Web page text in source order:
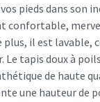
pieds dans son
confortable,
plus, il est lavable,
tapis doux à
de haute
une hauteur de